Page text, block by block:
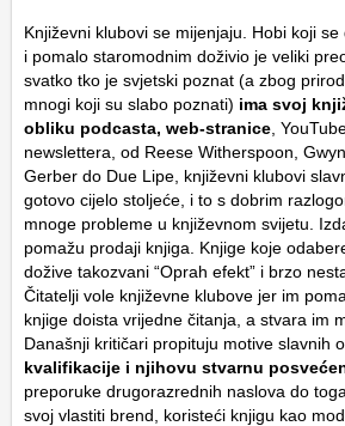
Književni klubovi se mijenjaju. Hobi koji
i pomalo staromodnim doživio je veliki
svatko tko je svjetski poznat (a zbog
mnogi koji su slabo poznati) ima svoj
obliku podcasta, web-stranice ,
newslettera, od Reese Witherspoon,
Gerber do Due Lipe, književni klubovi
gotovo cijelo stoljeće, i to s dobrim
mnoge probleme u književnom svijetu.
pomažu prodaji knjiga. Knjige koje
dožive takozvani “Oprah efekt” i brzo
Čitatelji vole književne klubove jer im
knjige doista vrijedne čitanja, a stvara im
Današnji kritičari propituju motive slavnih
kvalifikacije i njihovu stvarnu
preporuke drugorazrednih naslova do
svoj vlastiti brend, koristeći knjigu kao